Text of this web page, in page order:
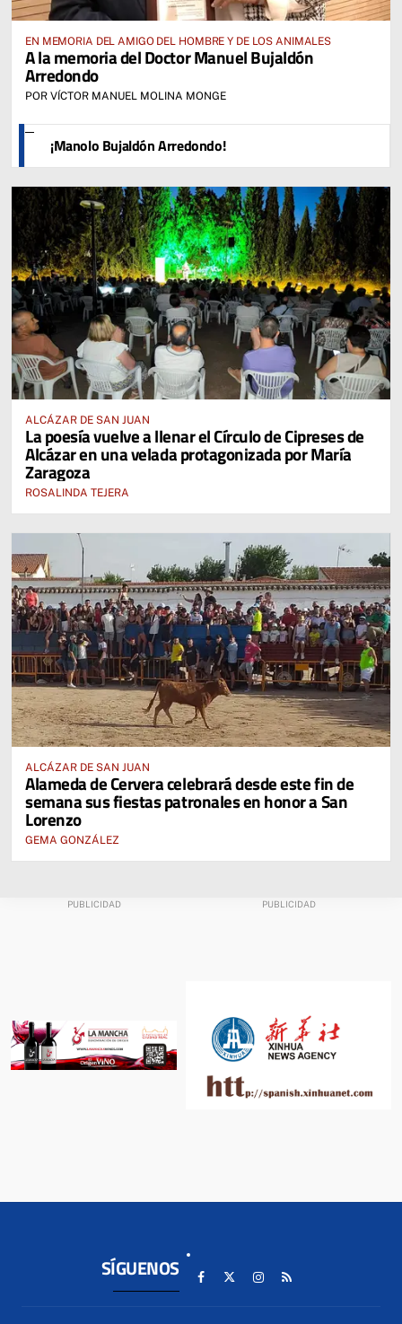
EN MEMORIA DEL AMIGO DEL HOMBRE Y DE LOS ANIMALES
A la memoria del Doctor Manuel Bujaldón
Arredondo
POR VÍCTOR MANUEL MOLINA MONGE
¡Manolo Bujaldón Arredondo!
ALCÁZAR DE SAN JUAN
La poesía vuelve a llenar el Círculo de Cipreses de
Alcázar en una velada protagonizada por María
Zaragoza
ROSALINDA TEJERA
ALCÁZAR DE SAN JUAN
Alameda de Cervera celebrará desde este fin de
semana sus fiestas patronales en honor a San
Lorenzo
GEMA GONZÁLEZ
SÍGUENOS